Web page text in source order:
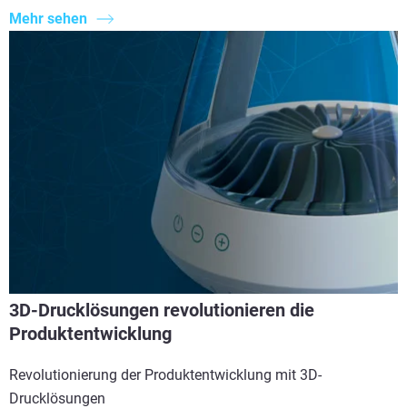
Mehr sehen
3D-Drucklösungen revolutionieren die
Produktentwicklung
Revolutionierung der Produktentwicklung mit 3D-
Drucklösungen